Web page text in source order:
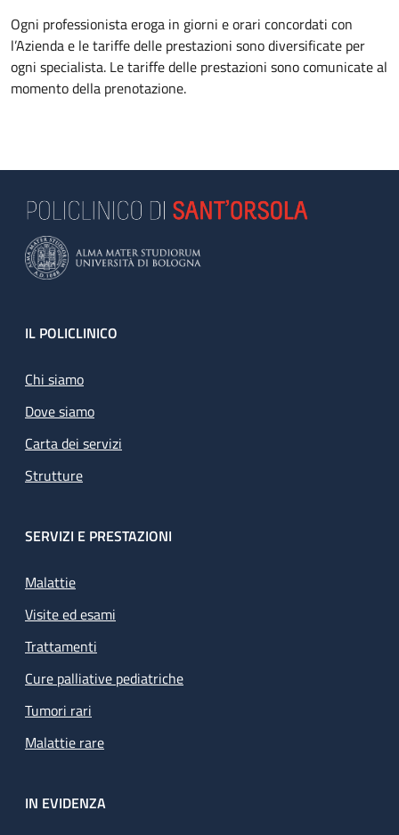
Ogni professionista eroga in giorni e orari concordati con
l’Azienda e le tariffe delle prestazioni sono diversificate per
ogni specialista. Le tariffe delle prestazioni sono comunicate al
momento della prenotazione.
Footer
IL POLICLINICO
Chi siamo
Dove siamo
Carta dei servizi
Strutture
SERVIZI E PRESTAZIONI
Malattie
Visite ed esami
Trattamenti
Cure palliative pediatriche
Tumori rari
Malattie rare
IN EVIDENZA